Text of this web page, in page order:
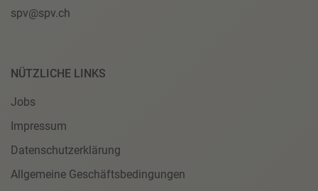
spv@spv.ch
NÜTZLICHE LINKS
Jobs
Impressum
Datenschutzerklärung
Allgemeine Geschäftsbedingungen